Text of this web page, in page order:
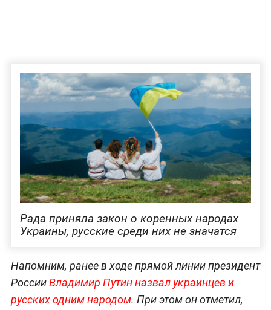
Рада приняла закон о коренных народах
Украины, русские среди них не значатся
Напомним, ранее в ходе прямой линии президент
РоссииВладимир Путин назвал украинцев и
русских одним народом. При этом он отметил,